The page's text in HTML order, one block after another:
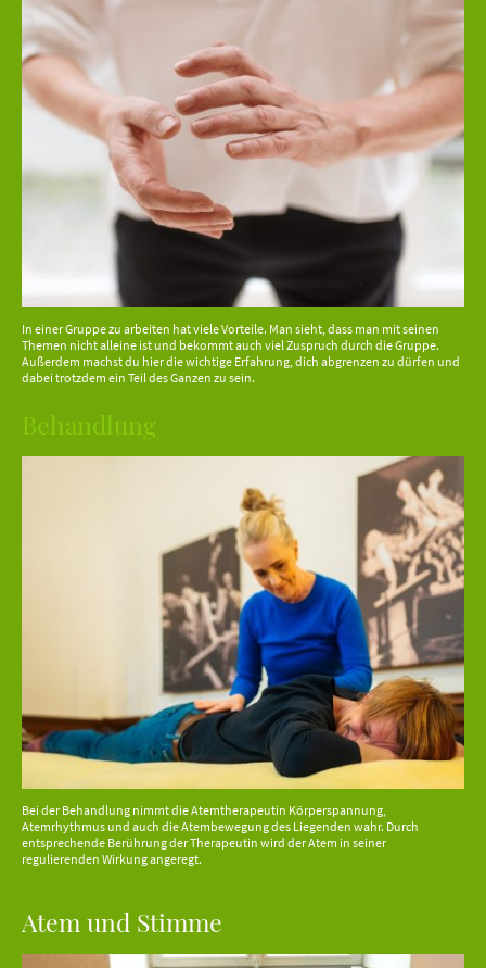
In einer Gruppe zu arbeiten hat viele Vorteile. Man sieht, dass man mit seinen
Themen nicht alleine ist und bekommt auch viel Zuspruch durch die Gruppe.
Außerdem machst du hier die wichtige Erfahrung, dich abgrenzen zu dürfen und
dabei trotzdem ein Teil des Ganzen zu sein.
Behandlung
Bei der Behandlung nimmt die Atemtherapeutin Körperspannung,
Atemrhythmus und auch die Atembewegung des Liegenden wahr. Durch
entsprechende Berührung der Therapeutin wird der Atem in seiner
regulierenden Wirkung angeregt.
Atem und Stimme